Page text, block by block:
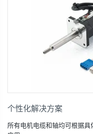
个性化解决方案
所有电机电缆和轴均可根据